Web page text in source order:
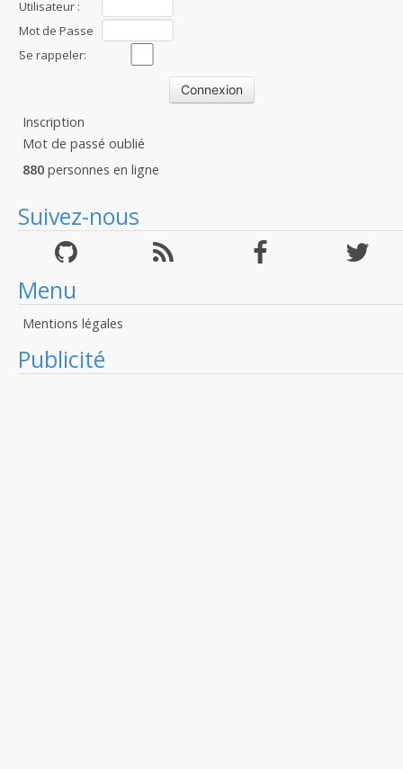
Utilisateur :
Mot de Passe
:Se rappeler:
Inscription
Mot de passé oublié
880 personnes en ligne
Suivez-nous
Menu
Mentions légales
Publicité